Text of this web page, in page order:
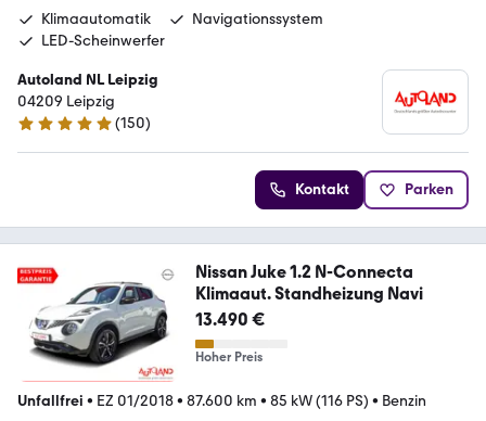
Klimaautomatik
Navigationssystem
LED-Scheinwerfer
Autoland NL Leipzig
04209 Leipzig
4.8 Sterne
(150)
Kontakt Parken
Nissan Juke 1.2 N-Connecta
Klimaaut. Standheizung Navi
13.490 €
Hoher Preis
Unfallfrei • EZ 01/2018• 87.600 km • 85 kW (116 PS) • Benzin